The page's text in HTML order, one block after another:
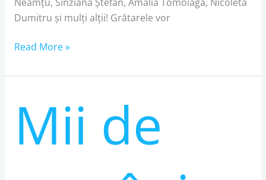
Dumitru și mulți alții! Grătarele vor
Read More »
Mii de
de
români
din